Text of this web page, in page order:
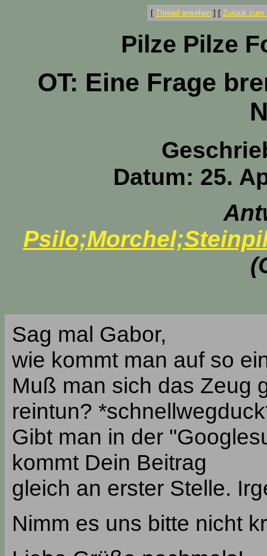
[ Thread ansehen ] [ Zurück zum
Pilze Pilze
OT: Eine Frage
Datum: 25.
Sag mal Gabor,
wie kommt man auf so
Muß man sich das Zeug
reintun?
Gibt man in der
kommt Dein Beitrag
gleich an erster Stelle.
Nimm es uns bitte nicht